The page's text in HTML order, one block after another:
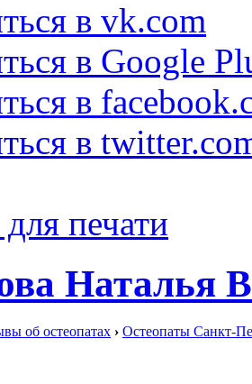
в vk.com
в Google
в
в
печати
Наталья
об остеопатах › Остеопаты Санкт-